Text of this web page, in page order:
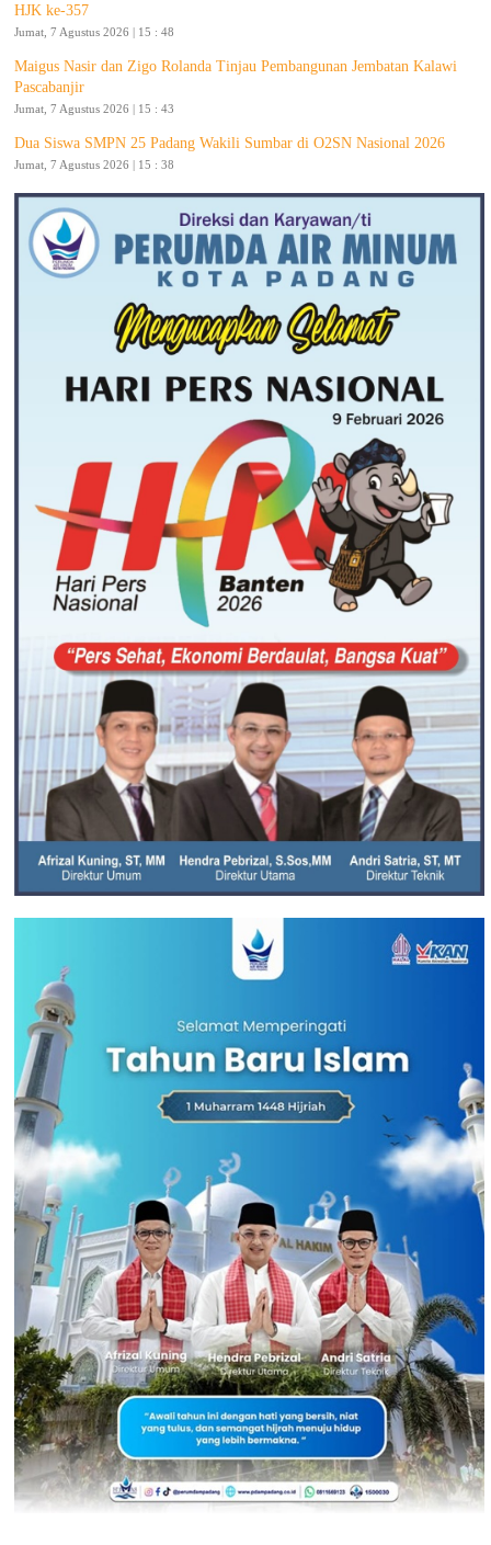
HJK ke-357
Jumat, 7 Agustus 2026 | 15 : 48
Maigus Nasir dan Zigo Rolanda Tinjau Pembangunan Jembatan Kalawi
Pascabanjir
Jumat, 7 Agustus 2026 | 15 : 43
Dua Siswa SMPN 25 Padang Wakili Sumbar di O2SN Nasional 2026
Jumat, 7 Agustus 2026 | 15 : 38